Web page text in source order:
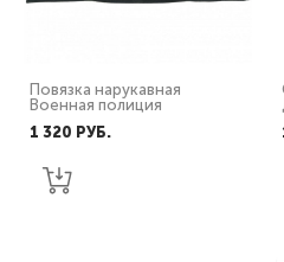
Повязка нарукавная
Военная полиция
1 320 PУБ.